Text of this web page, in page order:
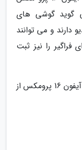
گوید گوشی های
دارند و می توانند
را نیز ثبت
قیمت آیفون 16 پرو از 999 دلار و قیمت آیفون 16 پرومکس از